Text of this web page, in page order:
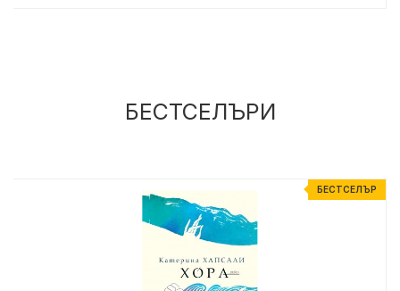
БЕСТСЕЛЪРИ
БЕСТСЕЛЪР